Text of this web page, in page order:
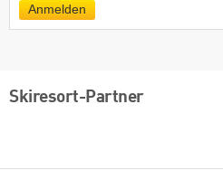
Anmelden
Skiresort-Partner